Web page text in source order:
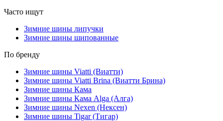
Часто ищут
Зимние шины липучки
Зимние шины шипованные
По бренду
Зимние шины Viatti (Виатти)
Зимние шины Viatti Brina (Виатти Брина)
Зимние шины Кама
Зимние шины Кама Alga (Алга)
Зимние шины Nexen (Нексен)
Зимние шины Tigar (Тигар)